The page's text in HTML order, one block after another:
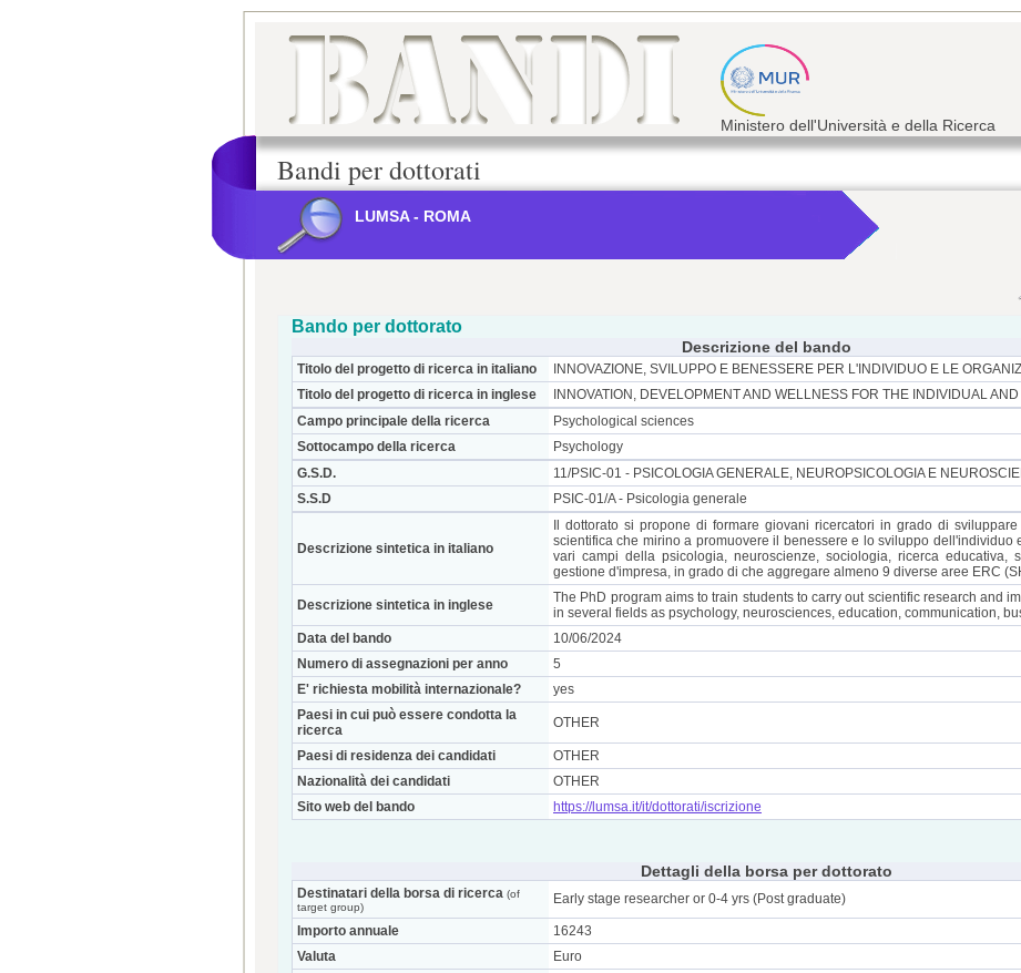
Ministero dell'Università e della Ricerca
Bandi per dottorati
LUMSA - ROMA
Bando per dottorato
Descrizione del bando
Titolo del progetto di ricerca in italiano
INNOVAZIONE, SVILUPPO E BENESSERE PER L'INDIVIDUO E LE
Titolo del progetto di ricerca in inglese
INNOVATION, DEVELOPMENT AND WELLNESS FOR THE INDIVIDUAL
Campo principale della ricerca
Psychological sciences
Sottocampo della ricerca
Psychology
G.S.D.
11/PSIC-01 - PSICOLOGIA GENERALE, NEUROPSICOLOGIA E
S.S.D
PSIC-01/A - Psicologia generale
Descrizione sintetica in italiano
Il dottorato si propone di formare giovani ricercatori in grado di
scientifica che mirino a promuovere il benessere e lo sviluppo dell'individuo
vari campi della psicologia, neuroscienze, sociologia, ricerca educativa,
gestione d'impresa, in grado di che aggregare almeno 9 diverse aree ERC
Descrizione sintetica in inglese
The PhD program aims to train students to carry out scientific research and
in several fields as psychology, neurosciences, education, communication,
Data del bando
10/06/2024
Numero di assegnazioni per anno
5
E' richiesta mobilità internazionale?
yes
Paesi in cui può essere condotta la
ricerca
OTHER
Paesi di residenza dei candidati
OTHER
Nazionalità dei candidati
OTHER
Sito web del bando
https://lumsa.it/it/dottorati/iscrizione
Dettagli della borsa per dottorato
Destinatari della borsa di ricerca (of
target group)
Early stage researcher or 0-4 yrs (Post graduate)
Importo annuale
16243
Valuta
Euro